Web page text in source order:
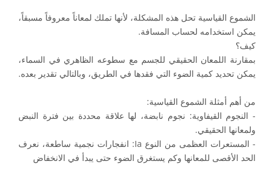
الشموع القياسية تحل هذه المشكلة، لأنها تملك لمعاناً معروفاً مسبقاً،
يمكن استخدامه لحساب المسافة.
كيف؟
بمقارنة اللمعان الحقيقي للجسم مع سطوعه الظاهري في السماء،
يمكن تحديد كمية الضوء التي فقدها في الطريق، وبالتالي تقدير بعده.
من أهم أمثلة الشموع القياسية:
- النجوم القيفاوية: نجوم نابضة، لها علاقة محددة بين فترة النبض
ولمعانها الحقيقي.
- المستعرات العظمى من النوع Ia: انفجارات نجمية ساطعة، نعرف
الحد الأقصى للمعانها وكم يستغرق الضوء حتى يبدأ في الانخفاض